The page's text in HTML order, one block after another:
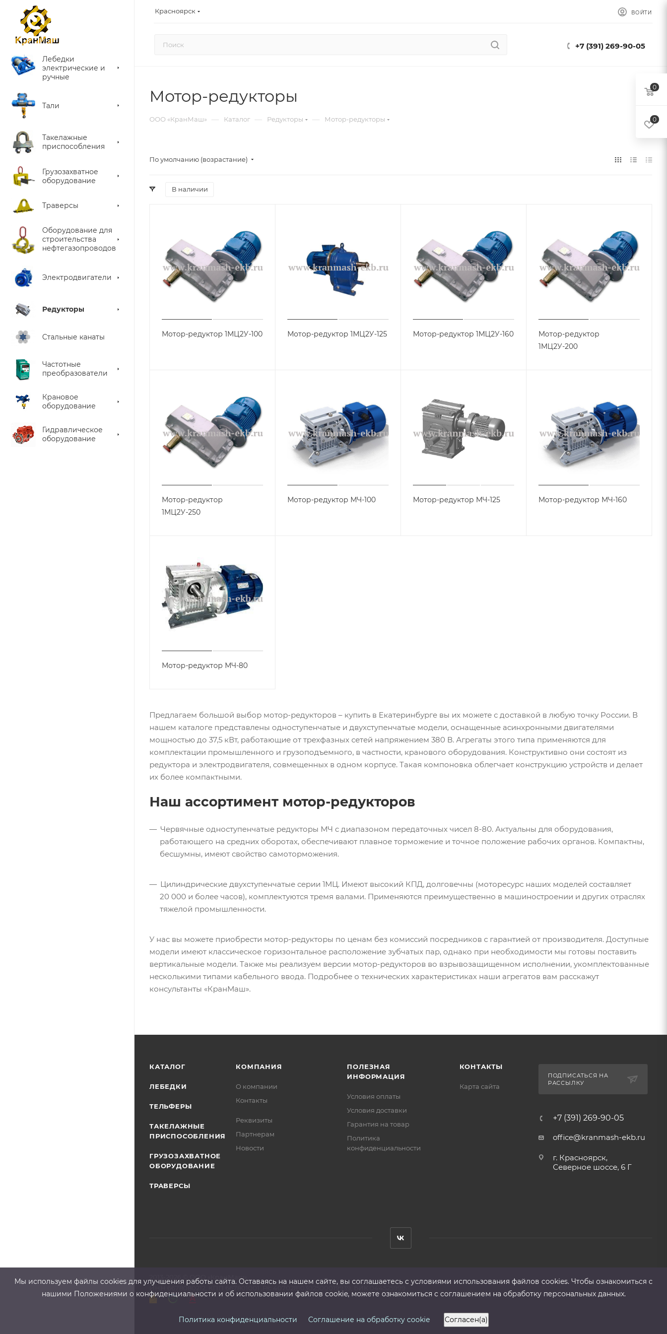
Красноярск ВОЙТИ
+7 (391) 269-90-05
Лебедки
электрические и
ручные
Тали
Такелажные
приспособления
Грузозахватное
оборудование
Траверсы
Оборудование для
строительства
нефтегазопроводов
Электродвигатели
Редукторы
Стальные канаты
Частотные
преобразователи
Крановое
оборудование
Гидравлическое
оборудование
Мотор-редукторы
ООО «КранМаш» — Каталог — Редукторы — Мотор-редукторы
По умолчанию (возрастание)
В наличии
Мотор-редуктор 1МЦ2У-100 Мотор-редуктор 1МЦ2У-125 Мотор-редуктор 1МЦ2У-160
Мотор-редуктор
1МЦ2У-200
Мотор-редуктор
1МЦ2У-250
Мотор-редуктор МЧ-100 Мотор-редуктор МЧ-125 Мотор-редуктор МЧ-160
Мотор-редуктор МЧ-80
Предлагаем большой выбор мотор-редукторов – купить в Екатеринбурге вы их можете с доставкой в любую точку России. В
нашем каталоге представлены одноступенчатые и двухступенчатые модели, оснащенные асинхронными двигателями
мощностью до 37,5 кВт, работающие от трехфазных сетей напряжением 380 В. Агрегаты этого типа применяются для
комплектации промышленного и грузоподъемного, в частности, кранового оборудования. Конструктивно они состоят из
редуктора и электродвигателя, совмещенных в одном корпусе. Такая компоновка облегчает конструкцию устройств и делает
их более компактными.
Наш ассортимент мотор-редукторов
Червячные одноступенчатые редукторы МЧ с диапазоном передаточных чисел 8-80. Актуальны для оборудования,
работающего на средних оборотах, обеспечивают плавное торможение и точное положение рабочих органов. Компактны,
бесшумны, имеют свойство самоторможения.
Цилиндрические двухступенчатые серии 1МЦ. Имеют высокий КПД, долговечны (моторесурс наших моделей составляет
20 000 и более часов), комплектуются тремя валами. Применяются преимущественно в машиностроении и других отраслях
тяжелой промышленности.
У нас вы можете приобрести мотор-редукторы по ценам без комиссий посредников с гарантией от производителя. Доступные
модели имеют классическое горизонтальное расположение зубчатых пар, однако при необходимости мы готовы поставить
вертикальные модели. Также мы реализуем версии мотор-редукторов во взрывозащищенном исполнении, укомплектованные
несколькими типами кабельного ввода. Подробнее о технических характеристиках наши агрегатов вам расскажут
консультанты «КранМаш».
КАТАЛОГ
ЛЕБЕДКИ
ТЕЛЬФЕРЫ
ТАКЕЛАЖНЫЕ
ПРИСПОСОБЛЕНИЯ
ГРУЗОЗАХВАТНОЕ
ОБОРУДОВАНИЕ
ТРАВЕРСЫ
КОМПАНИЯ
О компании
Контакты
Реквизиты
Партнерам
Новости
ПОЛЕЗНАЯ
ИНФОРМАЦИЯ
Условия оплаты
Условия доставки
Гарантия на товар
Политика
конфиденциальности
КОНТАКТЫ
Карта сайта
ПОДПИСАТЬСЯ НА
РАССЫЛКУ
+7 (391) 269-90-05
office@kranmash-ekb.ru
г. Красноярск,
Северное шоссе, 6 Г
ООО «КранМаш»
ИНН 6678080212, КПП 667801001 ,Р/с 40702810302500019939, БИК 044525999
0
0
Мы используем файлы cооkies для улучшения работы сайта. Оставаясь на нашем сайте, вы соглашаетесь с условиями использования файлов cооkies. Чтобы ознакомиться с
нашими Положениями о конфиденциальности и об использовании файлов cookie, можете ознакомиться с соглашением на обработку персональных данных.
Политика конфиденциальности Соглашение на обработку cookie Согласен(а)